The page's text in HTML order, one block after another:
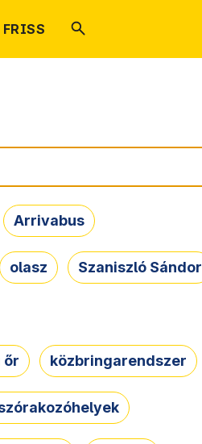
FRISS
Arrivabus
olasz Szaniszló Sándor
őr közbringarendszer